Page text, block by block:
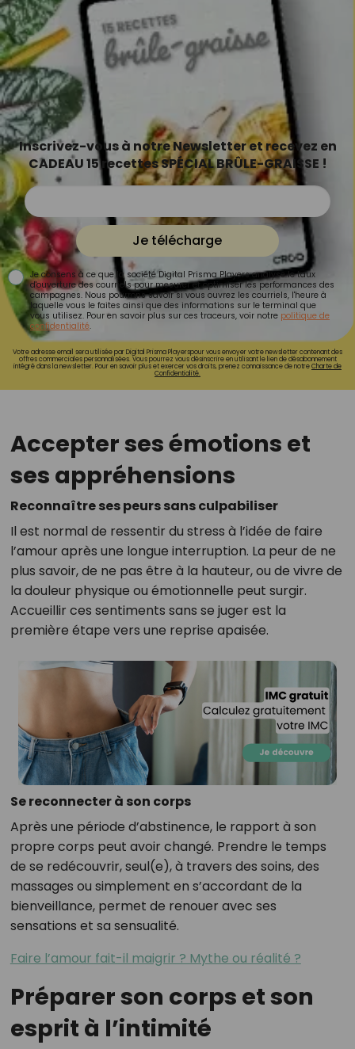
Inscrivez-vous à notre Newsletter et recevez en
CADEAU 15 recettes SPÉCIAL BRÛLE-GRAISSE !
Je télécharge
Je consens à ce que la société Digital Prisma Players analyse le taux
d'ouverture des courriels pour mesurer et optimiser les performances des
campagnes. Nous pourrons savoir si vous ouvrez les courriels, l'heure à
laquelle vous le faites ainsi que des informations sur le terminal que
vous utilisez. Pour en savoir plus sur ces traceurs, voir notre politique de
confidentialité.
Votre adresse email sera utilisée par Digital Prisma Playerspour vous envoyer votre newsletter contenant des
offres commerciales personnalisées. Vous pourrez vous désinscrire en utilisant le lien de désabonnement
intégré dans la newsletter. Pour en savoir plus et exercer vos droits, prenez connaissance de notreCharte de
Confidentialité.
Accepter ses émotions et
ses appréhensions
Reconnaître ses peurs sans culpabiliser
Il est normal de ressentir du stress à l’idée de faire
l’amour après une longue interruption. La peur de ne
plus savoir, de ne pas être à la hauteur, ou de vivre de
la douleur physique ou émotionnelle peut surgir.
Accueillir ces sentiments sans se juger est la
première étape vers une reprise apaisée.
Se reconnecter à son corps
Après une période d’abstinence, le rapport à son
propre corps peut avoir changé. Prendre le temps
de se redécouvrir, seul(e), à travers des soins, des
massages ou simplement en s’accordant de la
bienveillance, permet de renouer avec ses
sensations et sa sensualité.
Faire l’amour fait-il maigrir ? Mythe ou réalité ?
Préparer son corps et son
esprit à l’intimité